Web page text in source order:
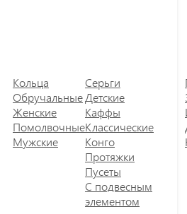
Кольца
Обручальные
Женские
Помолвочные
Мужские
Серьги
Детские
Каффы
Классические
Конго
Протяжки
Пусеты
С подвесным
элементом